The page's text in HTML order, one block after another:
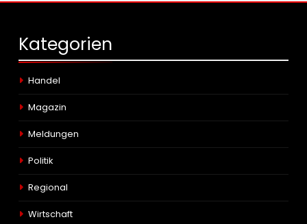
Kategorien
Handel
Magazin
Meldungen
Politik
Regional
Wirtschaft